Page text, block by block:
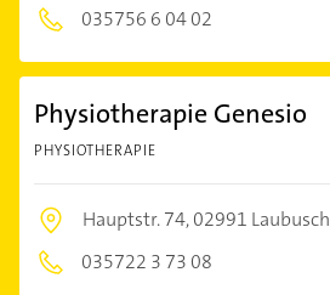
035756 6 04 02
Physiotherapie Genesio
PHYSIOTHERAPIE
Hauptstr. 74,02991 Laubusch
035722 3 73 08